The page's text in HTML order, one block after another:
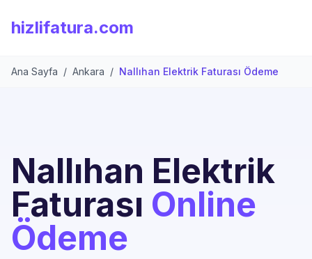
hizlifatura.com
Ana Sayfa / Ankara / Nallıhan Elektrik Faturası Ödeme
Nallıhan Elektrik
Faturası Online
Ödeme